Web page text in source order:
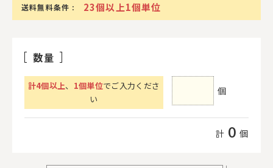
送料無料条件 : 23個以上1個単位
数量
計4個以上、 1個単位でご入力くださ
い
個
計 0 個